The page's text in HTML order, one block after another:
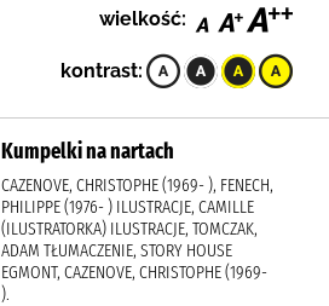
wielkość:
kontrast:
Kumpelki na nartach
CAZENOVE, CHRISTOPHE (1969- ), FENECH,
PHILIPPE (1976- ) ILUSTRACJE, CAMILLE
(ILUSTRATORKA) ILUSTRACJE, TOMCZAK,
ADAM TŁUMACZENIE, STORY HOUSE
EGMONT, CAZENOVE, CHRISTOPHE (1969-
).